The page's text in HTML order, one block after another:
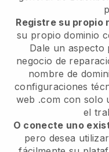
Registre su propio
su propio dominio
Dale un aspecto
negocio de
nombre de
configuraciones
web .com con solo
el
O conecte uno
pero desea utilizar